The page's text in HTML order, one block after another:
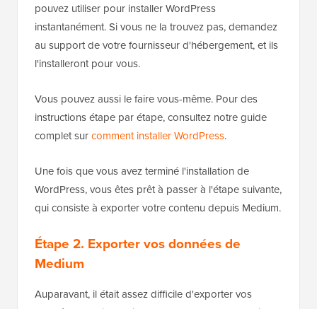
pouvez utiliser pour installer WordPress
instantanément. Si vous ne la trouvez pas, demandez
au support de votre fournisseur d'hébergement, et ils
l'installeront pour vous.
Vous pouvez aussi le faire vous-même. Pour des
instructions étape par étape, consultez notre guide
complet surcomment installer WordPress.
Une fois que vous avez terminé l'installation de
WordPress, vous êtes prêt à passer à l'étape suivante,
qui consiste à exporter votre contenu depuis Medium.
Étape 2. Exporter vos données de
Medium
Auparavant, il était assez difficile d'exporter vos